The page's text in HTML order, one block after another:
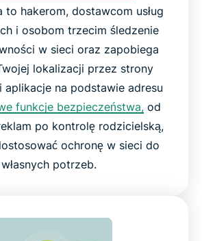
to hakerom, dostawcom usług
i osobom trzecim śledzenie
w sieci oraz zapobiega
lokalizacji przez strony
aplikacje na podstawie adresu
funkcje bezpieczeństwa,od
po kontrolę rodzicielską,
ochronę w sieci do
własnych potrzeb.